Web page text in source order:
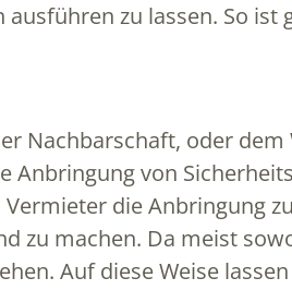
zu lassen. So ist
Nachbarschaft, oder
von
die Anbringung
zu machen. Da meist
Auf diese Weise